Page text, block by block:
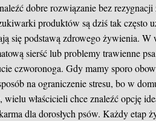
dobre rozwiązanie bez rezygnacji
produktów są dziś tak często
się podstawą zdrowego żywienia.
sierść lub problemy trawienne
czworonoga. Gdy mamy sporo
na ograniczenie stresu, bo w
właścicieli chce znaleźć opcję
dla dorosłych psów. Każdy etap